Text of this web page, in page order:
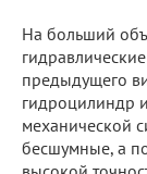
На больший
предыдущего
гидроцилиндр
механической
бесшумные, а